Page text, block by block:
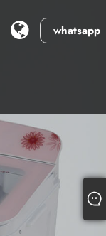
whatsapp